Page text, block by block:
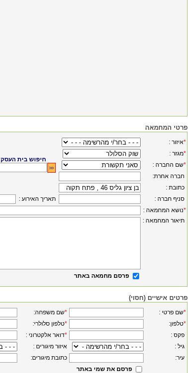
פרטי המחמאה
חיפוש בית העסק
: איזור*
: מגזר*
: שם החברה*
: תאריך האירוע
: נושא המחמאה*
פרסם מחמאה באתר
פרטים אישיים (חסוי)
:שם משפחה* : שם פרטי*
:טלפון סלולרי* :טלפון*
: דואר אלקטרוני*
: איזור מיגורים
:כתובת מיגורים
פרסם את שמי באתר